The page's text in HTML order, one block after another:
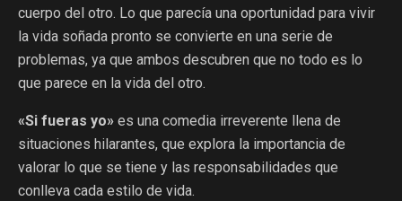
cuerpo del otro. Lo que parecía una oportunidad para vivir
la vida soñada pronto se convierte en una serie de
problemas, ya que ambos descubren que no todo es lo
que parece en la vida del otro.
«Si fueras yo» es una comedia irreverente llena de
situaciones hilarantes, que explora la importancia de
valorar lo que se tiene y las responsabilidades que
conlleva cada estilo de vida.